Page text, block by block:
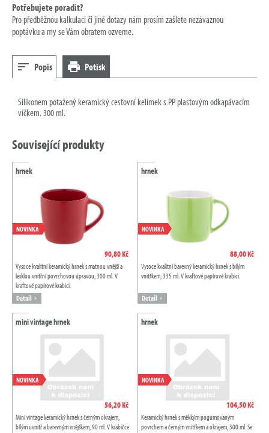
Potřebujete poradit?
Pro předběžnou kalkulaci či jiné dotazy nám prosím zašlete nezávaznou
poptávku a my se Vám obratem ozveme.
Popis Potisk
Silikonem potažený keramický cestovní kelímek s PP plastovým odkapávacím
víčkem. 300 ml.
Související produkty
hrnek
NOVINKA
90,80 Kč
Vysoce kvalitní keramický hrnek s matnou vnější a
lesklou vnitřní povrchovou úpravou, 300 ml. V
kraftové papírové krabici.
Detail
hrnek
NOVINKA
88,00 Kč
Vysoce kvalitní barevný keramický hrnek s bílým
vnitřkem, 335 ml. V kraftové papírové krabici.
Detail
mini vintage hrnek
NOVINKA
56,20 Kč
Mini vintage keramický hrnek s černým okrajem,
bílým uvnitř a barevným vnějškem, 90 ml. V krabičce
hrnek
NOVINKA
104,50 Kč
Keramický hrnek s měkkým pogumovaným
povrchem a černým vnitřkem a okrajem, 300 ml. Se